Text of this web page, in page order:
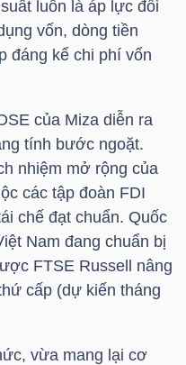
luôn là áp lực đối
vốn, dòng tiền
đáng kể chi phí vốn
của Miza diễn ra
tính bước ngoặt.
nhiệm mở rộng của
các tập đoàn FDI
chế đạt chuẩn. Quốc
Nam đang chuẩn bị
FTSE Russell nâng
cấp (dự kiến tháng
vừa mang lại cơ
liên quan